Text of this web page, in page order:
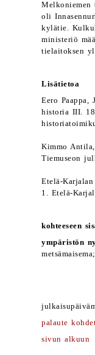
Melkoniemen
oli
kylätie.
ministeriö
tielaitoksen
Lisätietoa
Eero Paappa,
historia III.
Kimmo
Tiemuseon
Etelä-
1. Etelä-
kohteeseen
ympäristön
metsämaisema;
palaute
sivun alkuun